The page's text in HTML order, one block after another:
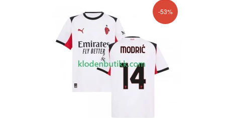
-53%